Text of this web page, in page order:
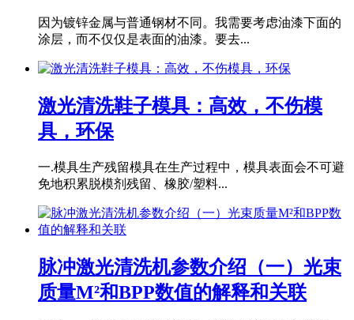
因为镀锌金属与普通钢材不同。我需要考虑油漆下面的
涂层，而不仅仅是表面的油漆。要去...
激光清洗鞋子模具：高效，不伤模
具，环保
一.模具生产残留模具在生产过程中，模具表面会不可避
免地积累脱模剂残留、橡胶/塑料...
脉冲激光清洗机参数介绍（一）光束
质量M²和BPP数值的解释和关联